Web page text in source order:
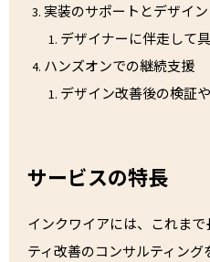
実装のサポートとデザイ
デザイナーに伴走して
ハンズオンでの継続支援
デザイン改善後の検証
サービスの特長
インクワイアには、これま
ティ改善のコンサルティン